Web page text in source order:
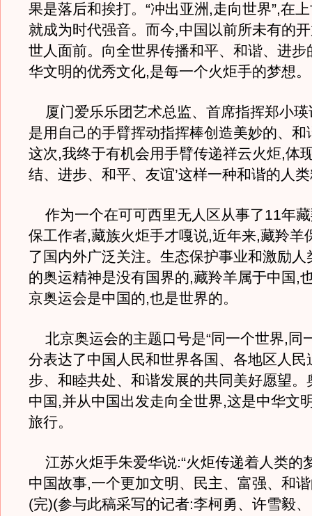
果是落后和挨打。“冲出亚洲,走向世界”,在
就成为时代强音。而今,中国以前所未有的
世人面前。向全世界传播和平、和谐、进步
华文明的优秀文化,是每一个火炬手的梦想。
厦门爱乐乐团艺术总监、首席指挥郑小瑛
是用自己的手臂挥动指挥棒创造美妙的、和
这次,我终于有机会用手臂传递祥云火炬,体
结、进步、和平、友谊’这样一种和谐的人类
作为一个在可可西里无人区从事了11年
保工作者,藏族火炬手才嘎说,近年来,藏羚羊
了国内外广泛关注。生态保护事业和激励人
的奥运精神是没有国界的,藏羚羊属于中国,
京奥运会是中国的,也是世界的。
北京奥运会的主题口号是“同一个世界,同
分表达了中国人民和世界各国、各地区人民
步、和睦共处、和谐发展的共同美好愿望。
中国,并从中国出发走向全世界,这是中华文
旅行。
江苏火炬手朱爱华说:“火炬传递着人类的
中国故事,一个更加文明、民主、富强、和
(完)(参与此稿采写的记者:李柯勇、许雪毅